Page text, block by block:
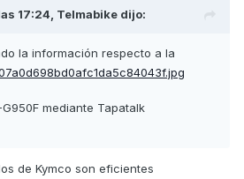
17:24, Telmabike dijo:
la información respecto a la
mediante Tapatalk
de Kymco son eficientes